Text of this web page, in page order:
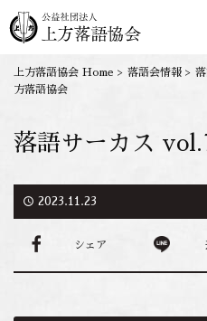
上方落語協会 Home > 落語会情報 >
方落語協会
落語サーカス
access_time 2023.11.23
シェア